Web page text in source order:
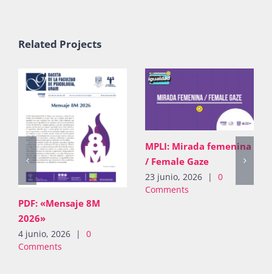
Related Projects
PDF: «Mensaje 8M
2026»
4 junio, 2026 |
0
Comments
MPLI: Mirada femenina
/ Female Gaze
23 junio, 2026 |
0
Comments